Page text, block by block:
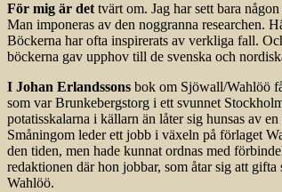
För mig är det tvärt om. Jag har sett bara
Man imponeras av den noggranna researchen.
Böckerna har ofta inspirerats av verkliga fall.
böckerna gav upphov till de svenska och
I Johan Erlandssons bok om Sjöwall/Wahlöö
som var Brunkebergstorg i ett svunnet
potatisskalarna i källarn än låter sig hunsas av
Småningom leder ett jobb i växeln på förlaget
den tiden, men hade kunnat ordnas med
redaktionen där hon jobbar, som åtar sig att
Wahlöö.